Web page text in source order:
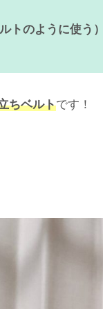
トのように使う
ちベルトです！